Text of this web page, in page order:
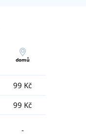
domů
99 Kč
99 Kč
-